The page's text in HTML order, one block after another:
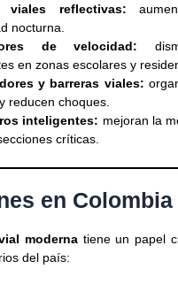
viales reflectivas:
nocturna.
de velocidad:
en zonas escolares y
y barreras viales:
reducen choques.
inteligentes: mejoran la
críticas.
en Colombia
modernatiene un papel
del país: